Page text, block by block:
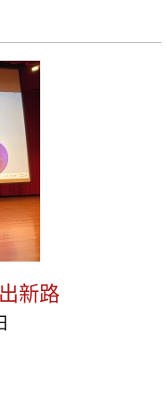
新路